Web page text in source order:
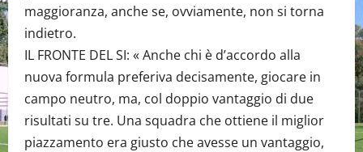
maggioranza, anche se, ovviamente, non si torna
indietro.
IL FRONTE DEL SI: « Anche chi è d’accordo alla
nuova formula preferiva decisamente, giocare in
campo neutro, ma, col doppio vantaggio di due
risultati su tre. Una squadra che ottiene il miglior
piazzamento era giusto che avesse un vantaggio,